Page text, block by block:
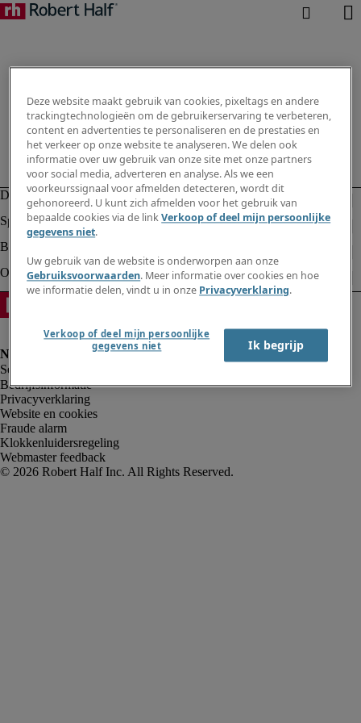
Bedrijfsinformatie
Privacyverklaring
Website en cookies
Fraude alarm
Klokkenluidersregeling
Webmaster feedback
Deze website maakt gebruik van cookies, pixeltags en andere
trackingtechnologieën om de gebruikerservaring te verbeteren,
content en advertenties te personaliseren en de prestaties en
het verkeer op onze website te analyseren. We delen ook
informatie over uw gebruik van onze site met onze partners
voor social media, adverteren en analyse. Als we een
voorkeurssignaal voor afmelden detecteren, wordt dit
gehonoreerd. U kunt zich afmelden voor het gebruik van
bepaalde cookies via de linkVerkoop of deel mijn persoonlijke
gegevens niet.
Uw gebruik van de website is onderworpen aan onze
Gebruiksvoorwaarden. Meer informatie over cookies en hoe
we informatie delen, vindt u in onze Privacyverklaring.
Verkoop of deel mijn persoonlijke
gegevens niet
Ik begrijp